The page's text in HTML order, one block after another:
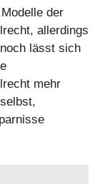
der
allerdings
lässt sich
mehr